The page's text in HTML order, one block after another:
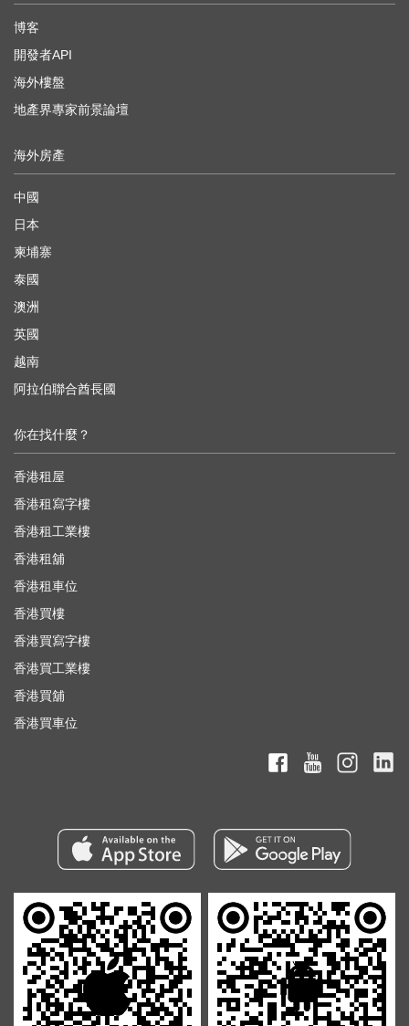
博客
開發者API
海外樓盤
地產界專家前景論壇
海外房產
中國
日本
柬埔寨
泰國
澳洲
英國
越南
阿拉伯聯合酋長國
你在找什麼？
香港租屋
香港租寫字樓
香港租工業樓
香港租舖
香港租車位
香港買樓
香港買寫字樓
香港買工業樓
香港買舖
香港買車位